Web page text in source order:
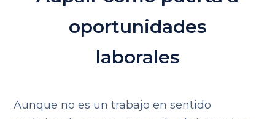
oportunidades
laborales
Aunque no es un trabajo en sentido